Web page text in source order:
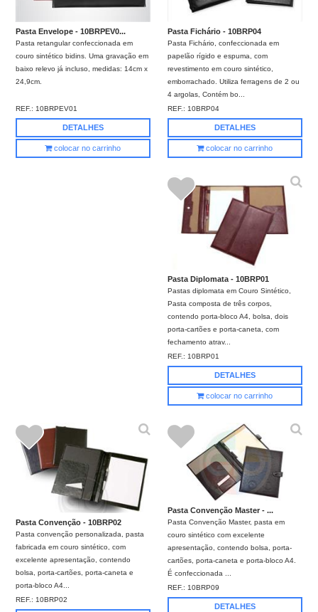
Pasta Envelope - 10BRPEV0...
Pasta retangular confeccionada em
couro sintético bidins. Uma gravação em
baixo relevo já incluso, medidas: 14cm x
24,9cm.
REF.:10BRPEV01
DETALHES
colocar no carrinho
Pasta Fichário - 10BRP04
Pasta Fichário, confeccionada em
papelão rígido e espuma, com
revestimento em couro sintético,
emborrachado. Utiliza ferragens de 2 ou
4 argolas, Contém bo...
REF.: 10BRP04
DETALHES
colocar no carrinho
Pasta Diplomata - 10BRP01
Pastas diplomata em Couro Sintético,
Pasta composta de três corpos,
contendo porta-bloco A4, bolsa, dois
porta-cartões e porta-caneta, com
fechamento atrav...
REF.: 10BRP01
DETALHES
colocar no carrinho
Pasta Convenção - 10BRP02
Pasta convenção personalizada, pasta
fabricada em couro sintético, com
excelente apresentação, contendo
bolsa, porta-cartões, porta-caneta e
porta-bloco A4...
REF.: 10BRP02
Pasta Convenção Master - ...
Pasta Convenção Master, pasta em
couro sintético com excelente
apresentação, contendo bolsa, porta-
cartões, porta-caneta e porta-bloco A4.
É confeccionada ...
REF.:10BRP09
DETALHES